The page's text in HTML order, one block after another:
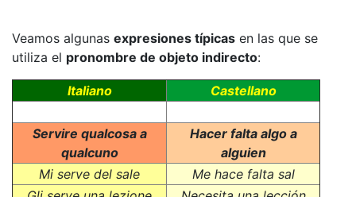
Veamos algunas expresiones típicas en las que se
utiliza el pronombre de objeto indirecto:
Italiano Castellano
Servire qualcosa a
qualcuno
Hacer falta algo a
alguien
Mi serve del sale
Me hace falta sal